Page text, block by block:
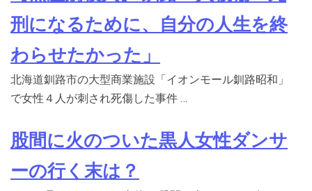
刑になるために、自分の人生を終
わらせたかった」
北海道釧路市の大型商業施設「イオンモール釧路昭和」
で女性４人が刺され死傷した事件 …
股間に火のついた黒人女性ダンサ
ーの行く末は？